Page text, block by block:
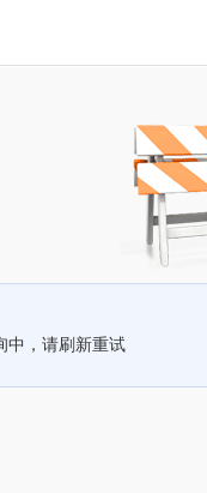
中，请刷新重试